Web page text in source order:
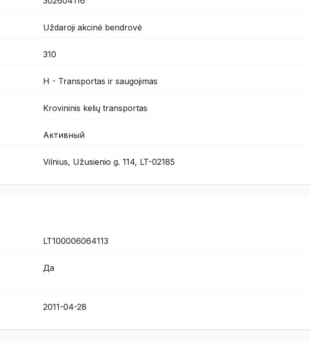
Uždaroji akcinė bendrovė
310
H - Transportas ir saugojimas
Krovininis kelių transportas
Активный
Vilnius, Užusienio g. 114, LT-02185
LT100006064113
Да
2011-04-28